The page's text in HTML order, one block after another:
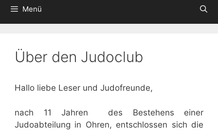
Menü
Über den Judoclub
Hallo liebe Leser und Judofreunde,
nach 11 Jahren des Bestehens einer
Judoabteilung in Ohren, entschlossen sich die